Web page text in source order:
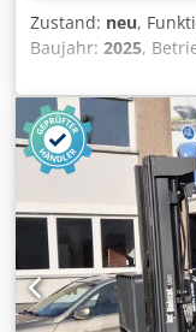
Zustand: neu,
Baujahr: 2025,
elektrisch, Masttyp:
Gabellänge: 1’150
Gesamtlänge:
820 mm
,
Gabelbreite: 560
Zustand Technisch:
Bereifung vorne
Polyurethan
Volt: 24V Batterie
Batterie Baujahr: